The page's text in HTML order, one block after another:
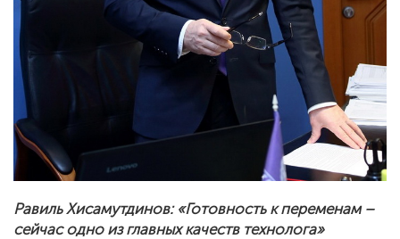
Равиль Хисамутдинов: «Готовность к переменам –
сейчас одно из главных качеств технолога»